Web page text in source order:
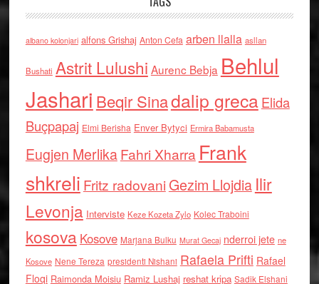
albano kolonjari alfons Grishaj Anton Cefa arben llalla asllan
Bushati Astrit Lulushi Aurenc Bebja Behlul
Jashari Beqir Sinadalip grecaElida
Buçpapaj Elmi Berisha Enver Bytyci Ermira Babamusta
Eugjen MerlikaFahri Xharra Frank
shkreli Fritz radovaniGezim Llojdia Ilir
Levonja Interviste Keze Kozeta Zylo Kolec Traboini
kosova Kosove Marjana Bulku Murat Gecaj nderroi jete ne
Kosove Nene Tereza presidenti Nishani Rafaela Prifti Rafael
Floqi Raimonda Moisiu Ramiz Lushaj reshat kripa Sadik Elshani